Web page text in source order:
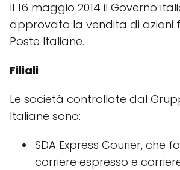
Il 16 maggio 2014 il Governo
approvato la vendita di azioni
Poste Italiane.
Filiali
Le società controllate dal
Italiane sono:
SDA Express Courier, che
corriere espresso e